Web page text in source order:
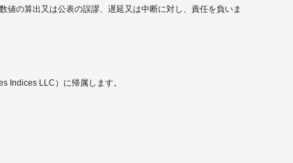
の算出又は公表の誤謬、遅延又は中断に対し、責任を負いま
Indices LLC）に帰属します。